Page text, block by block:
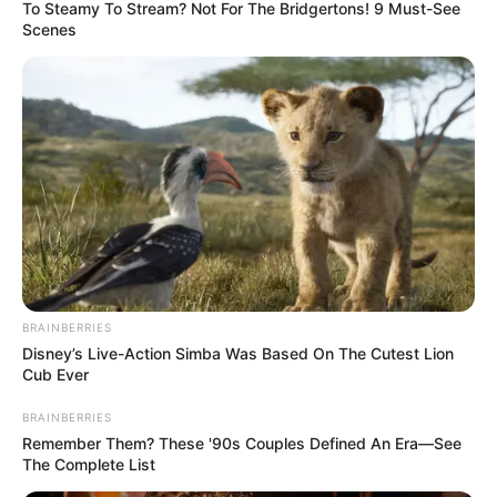
1ο έτος: 24 ημέρες
3ο έτος: 26 ημέρες
10 έτη προϋπηρεσίας: 30 ημέρες
25 έτη προϋπηρεσίας: 31 ημέρες
Τελευταία νέα
Γιατί δεν υπήρχαν μικροσκοπικοί
δεινόσαυροι; – Τι αποκαλύπτουν νέες
– Πρεμιέρα στις 22 Αυγούστου
To Steamy To Stream? Not For The Bridgertons! 9 Must-See
Scenes
BRAINBERRIES
Disney’s Live-Action Simba Was Based On The Cutest Lion
Cub Ever
BRAINBERRIES
Remember Them? These '90s Couples Defined An Era—See
The Complete List